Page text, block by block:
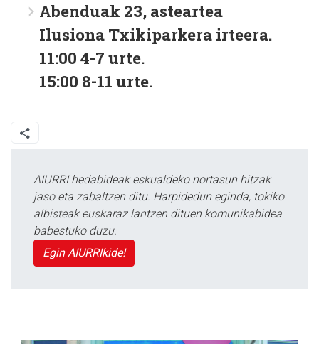
Abenduak 23, asteartea
Ilusiona Txikiparkera irteera.
11:00 4-7 urte.
15:00 8-11 urte.
AIURRI hedabideak eskualdeko nortasun hitzak
jaso eta zabaltzen ditu. Harpidedun eginda, tokiko
albisteak euskaraz lantzen dituen komunikabidea
babestuko duzu.
Egin AIURRIkide!